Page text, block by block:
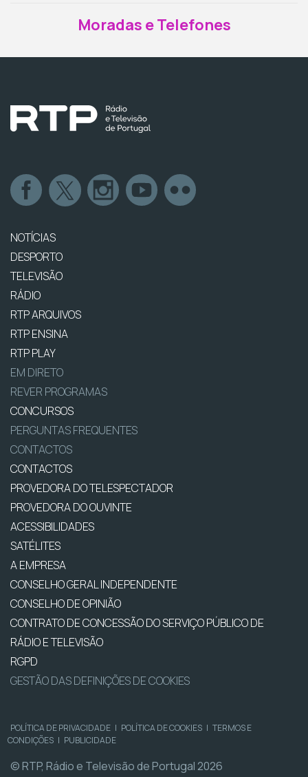
Moradas e Telefones
NOTÍCIAS
DESPORTO
TELEVISÃO
RÁDIO
RTP ARQUIVOS
RTP ENSINA
RTP PLAY
EM DIRETO
REVER PROGRAMAS
CONCURSOS
PERGUNTAS FREQUENTES
CONTACTOS
CONTACTOS
PROVEDORA DO TELESPECTADOR
PROVEDORA DO OUVINTE
ACESSIBILIDADES
SATÉLITES
A EMPRESA
CONSELHO GERAL INDEPENDENTE
CONSELHO DE OPINIÃO
CONTRATO DE CONCESSÃO DO SERVIÇO PÚBLICO DE
RÁDIO E TELEVISÃO
RGPD
GESTÃO DAS DEFINIÇÕES DE COOKIES
POLÍTICA DE PRIVACIDADE | POLÍTICA DE COOKIES | TERMOS E
CONDIÇÕES | PUBLICIDADE
© RTP, Rádio e Televisão de Portugal 2026